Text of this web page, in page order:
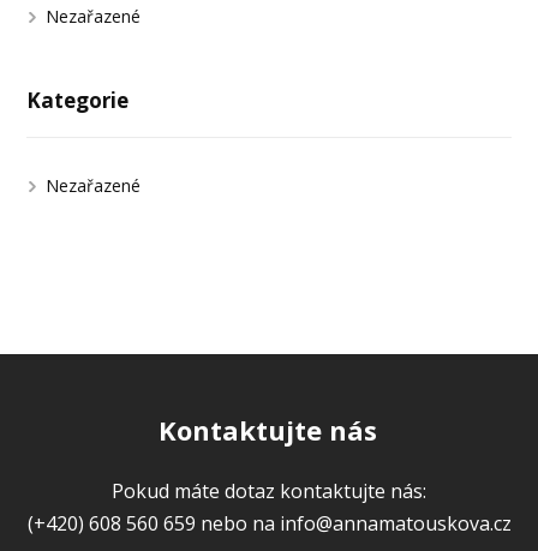
Nezařazené
Kategorie
Nezařazené
Kontaktujte nás
Pokud máte dotaz kontaktujte nás:
(+420) 608 560 659 nebo na info@annamatouskova.cz